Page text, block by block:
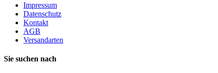
Impressum
Datenschutz
Kontakt
AGB
Versandarten
Sie suchen nach